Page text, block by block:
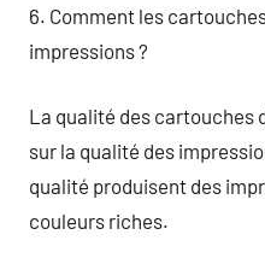
6. Comment les
impressions ?
La qualité des cartouches
sur la qualité des
qualité produisent des
couleurs riches.